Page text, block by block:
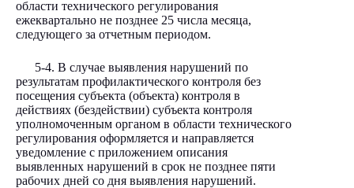
области технического регулирования
ежеквартально не позднее 25 числа месяца,
следующего за отчетным периодом.
5-4. В случае выявления нарушений по
результатам профилактического контроля без
посещения субъекта (объекта) контроля в
действиях (бездействии) субъекта контроля
уполномоченным органом в области технического
регулирования оформляется и направляется
уведомление с приложением описания
выявленных нарушений в срок не позднее пяти
рабочих дней со дня выявления нарушений.